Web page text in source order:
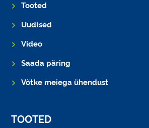
Tooted
Uudised
Video
Saada päring
Võtke meiega ühendust
TOOTED